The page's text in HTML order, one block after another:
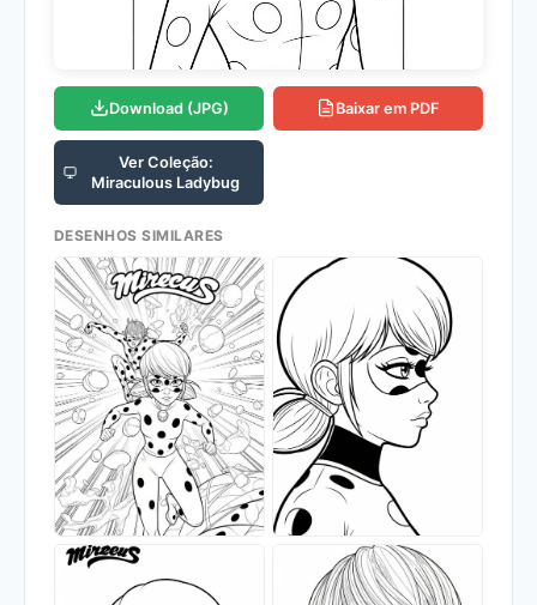
Download (JPG) Baixar em PDF
Ver Coleção:
Miraculous Ladybug
DESENHOS SIMILARES